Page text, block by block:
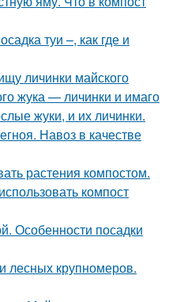
туи –, как где и
личинки майского
жука — личинки и имаго
жуки, и их личинки.
Навоз в качестве
растения компостом.
компост
Особенности посадки
лесных крупномеров.